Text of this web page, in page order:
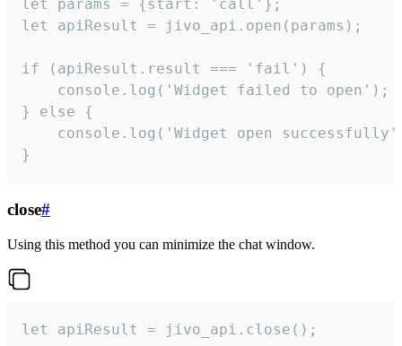
let params = {start: 'call'};
let apiResult = jivo_api.open(params);
if (apiResult.result === 'fail') {
    console.log('Widget failed to open');
} else {
console.log('Widget open
}
close#
Using this method you can minimize the chat window.
let apiResult = jivo_api.close();